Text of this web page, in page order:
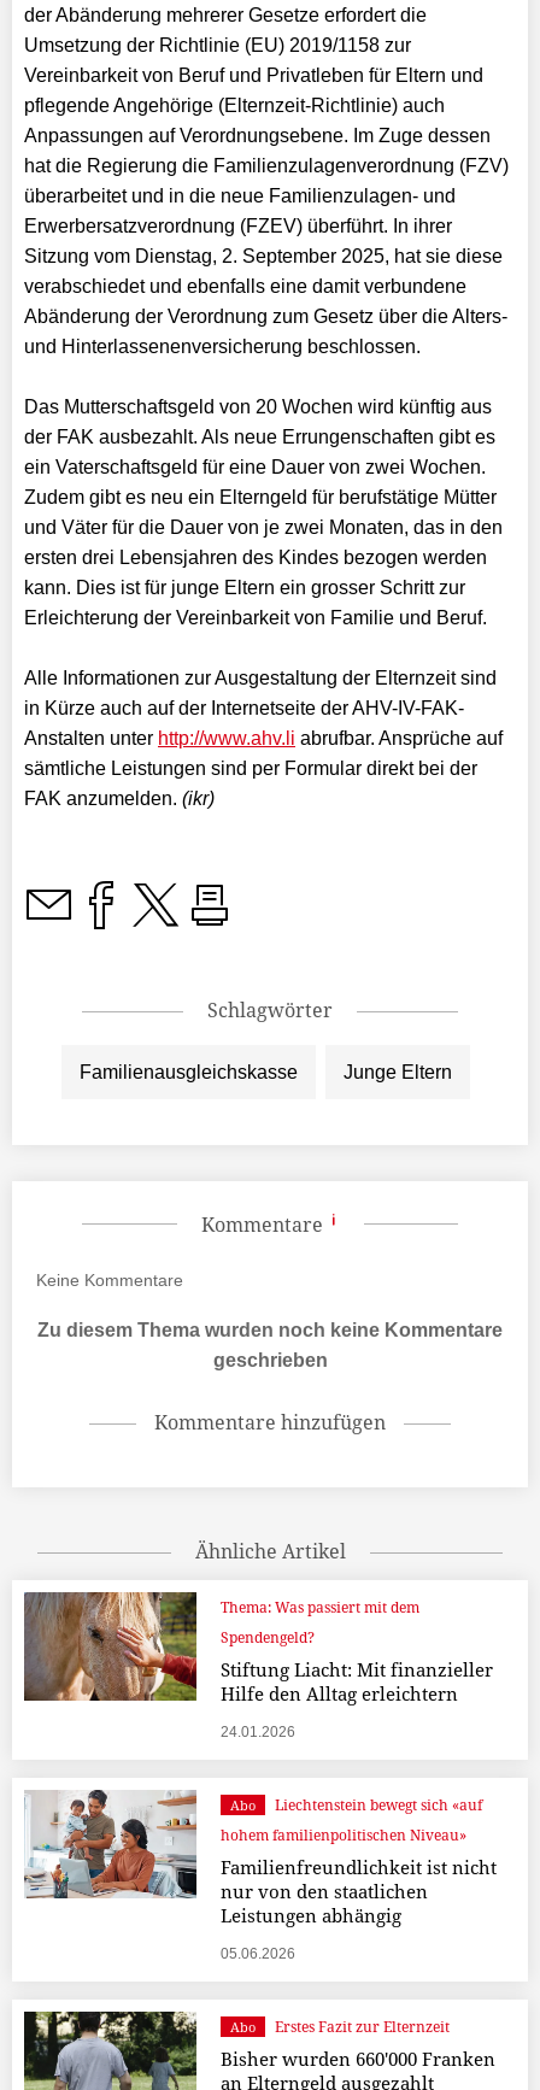
der Abänderung mehrerer Gesetze erfordert die
Umsetzung der Richtlinie (EU) 2019/1158 zur
Vereinbarkeit von Beruf und Privatleben für Eltern und
pflegende Angehörige (Elternzeit-Richtlinie) auch
Anpassungen aufVerordnungsebene. Im Zuge dessen
hat die Regierung die Familienzulagenverordnung (FZV)
überarbeitet und in die neue Familienzulagen- und
Erwerbersatzverordnung (FZEV) überführt. In ihrer
Sitzung vom Dienstag, 2. September 2025, hat sie diese
verabschiedet und ebenfalls eine damit verbundene
Abänderung der Verordnung zum Gesetz über die Alters-
und Hinterlassenenversicherung beschlossen.
Das Mutterschaftsgeld von 20 Wochen wird künftig aus
der FAK ausbezahlt. Als neue Errungenschaften gibt es
ein Vaterschaftsgeld für eine Dauer von zwei Wochen.
Zudem gibt es neu ein Elterngeld für berufstätige Mütter
und Väter für die Dauer von je zwei Monaten, das in den
ersten drei Lebensjahren des Kindes bezogen werden
kann. Dies ist für junge Eltern ein grosser Schritt zur
Erleichterung der Vereinbarkeit von Familie und Beruf.
Alle Informationen zur Ausgestaltung der Elternzeit sind
in Kürze auch auf der Internetseite der AHV-IV-FAK-
Anstalten unter http://www.ahv.li abrufbar. Ansprüche auf
sämtliche Leistungen sind per Formular direkt bei der
FAK anzumelden. (ikr)
Schlagwörter
Familienausgleichskasse Junge Eltern
Kommentare
Keine Kommentare
Zu diesem Thema wurden noch keine Kommentare
geschrieben
Kommentare hinzufügen
Ähnliche Artikel
Thema: Was passiert mit dem
Spendengeld?
Stiftung Liacht: Mit finanzieller
Hilfe den Alltag erleichtern
24.01.2026
Abo
Liechtenstein bewegt sich «auf
hohem familienpolitischen Niveau»
Familienfreundlichkeit ist nicht
nur von den staatlichen
Leistungen abhängig
05.06.2026
Abo Erstes Fazit zur Elternzeit
Bisher wurden 660'000 Franken
an Elterngeld ausgezahlt